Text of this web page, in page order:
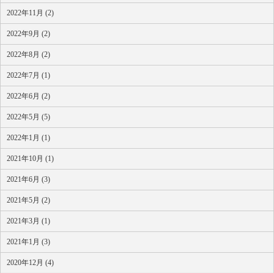
2022年11月 (2)
2022年9月 (2)
2022年8月 (2)
2022年7月 (1)
2022年6月 (2)
2022年5月 (5)
2022年1月 (1)
2021年10月 (1)
2021年6月 (3)
2021年5月 (2)
2021年3月 (1)
2021年1月 (3)
2020年12月 (4)